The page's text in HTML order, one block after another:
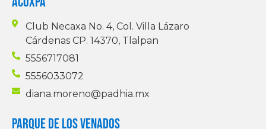
Club Necaxa No. 4, Col. Villa Lázaro
Cárdenas CP. 14370, Tlalpan
5556717081
5556033072
diana.moreno@padhia.mx
PARQUE DE LOS VENADOS